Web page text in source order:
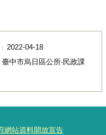
2022-04-18
臺中市烏日區公所‧民政課
網站資料開放宣告